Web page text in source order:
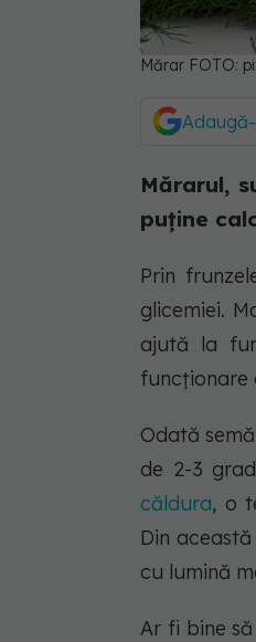
Mărar FOTO:
Mărarul,
puține
Prin
glicemiei.
ajută la
funcționare
Odată
de 2-3
căldura, o
Din
cu lumină
Ar fi bine